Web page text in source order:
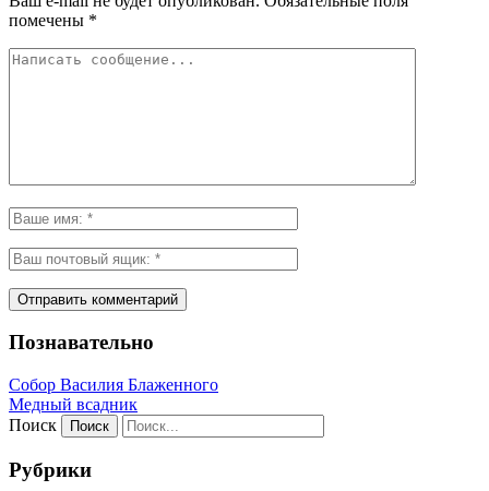
помечены *
Познавательно
Собор Василия Блаженного
Медный всадник
Поиск
Рубрики